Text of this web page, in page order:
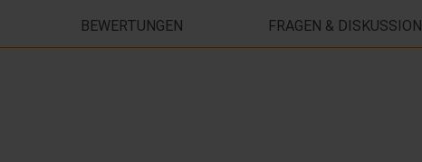
BEWERTUNGEN FRAGEN & DISKUSSION